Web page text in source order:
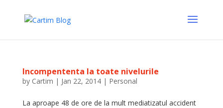
Incompententa la toate nivelurile
by Cartim | Jan 22, 2014| Personal
La aproape 48 de ore de la mult mediatizatul accident